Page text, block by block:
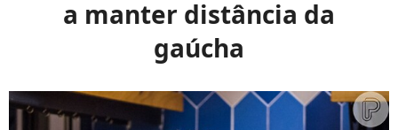
a manter distância da
gaúcha